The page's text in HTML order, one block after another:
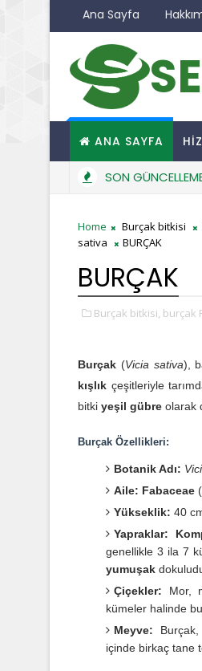
Ana Sayfa
ANA SAYFA
SON
Home Burçak bitkisi
sativa
BURÇAK
BURÇAK
Burçak bitkisi, burçak
Burçak (Vicia sativa),
kışlık çeşitleriyle
bitki yeşil gübre olarak
Burçak Özellikleri:
Botanik Adı:
Aile: Fabaceae
Yükseklik: 40
Yapraklar:
genellikle 3 ila 7
yumuşak
Çiçekler: Mor,
kümeler halinde
Meyve:
içinde birkaç tane